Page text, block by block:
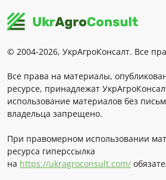
© 2004-2026, УкрАгроКонсалт. Все
Все права на материалы,
ресурсе, принадлежат
использование материалов без
владельца запрещено.
При правомерном использовании
ресурса гиперссылка
на https://ukragroconsult.com/